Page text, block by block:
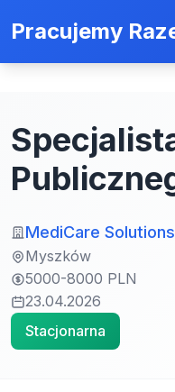
Pracujemy
MediCare Solutions
Myszków
5000-8000 PLN
23.04.2026
Stacjonarna